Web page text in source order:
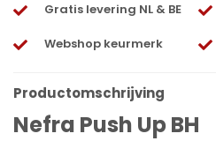
Gratis levering NL & BE
Webshop keurmerk
Productomschrijving
Nefra Push Up BH